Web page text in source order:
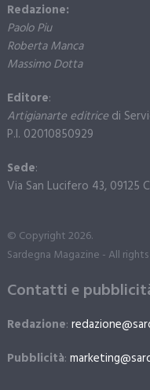
Redazione:
Paolo Piu
Roberta Manca
Massimo Dotta
Editore:
Artigianarte editricedi
P.I. 02010850929
Sede:
Via San Lucifero 43, 09125
© Copyright 2026.
Sardegna Magazine - All
Contatti e
Redazione:
Pubblicità: